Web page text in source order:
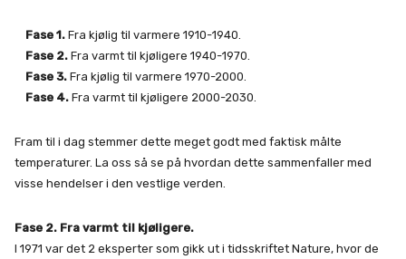
Fase 1. Fra kjølig til varmere 1910-1940.
Fase 2. Fra varmt til kjøligere 1940-1970.
Fase 3. Fra kjølig til varmere 1970-2000.
Fase 4. Fra varmt til kjøligere 2000-2030.
Fram til i dag stemmer dette meget godt med faktisk målte
temperaturer. La oss så se på hvordan dette sammenfaller med
visse hendelser i den vestlige verden.
Fase 2. Fra varmt til kjøligere.
I 1971 var det 2 eksperter som gikk ut i tidsskriftet Nature, hvor de